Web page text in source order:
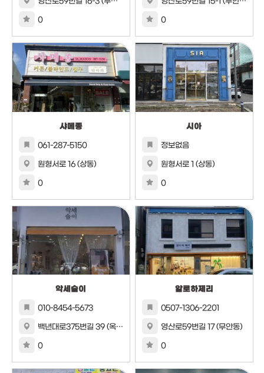
0 0
샤메종
061-287-5150
원형서로 16 (상동)
0
시아
정보없음
원형서로 1 (상동)
0
악세슬이
010-8454-5673
백년대로375번길 39 (옥암동)
0
알로하제리
0507-1306-2201
영산로59번길 17 (무안동)
0